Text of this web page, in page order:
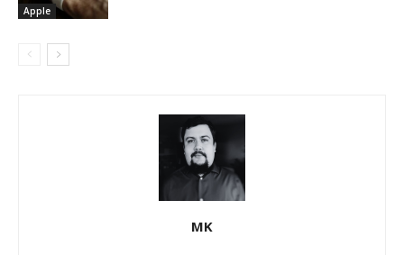
Apple
MK